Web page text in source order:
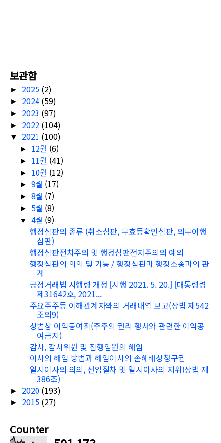
보관함
► 2025 (2)
► 2024 (59)
► 2023 (97)
► 2022 (104)
▼ 2021 (100)
► 12월 (6)
► 11월 (41)
► 10월 (12)
►9월 (17)
►8월 (7)
► 5월 (8)
▼4월 (9)
행정심판의 종류 (취소심판, 무효등확인심판, 의무이행
심판)
행정심판전치주의 및 행정심판전치주의의 예외
행정심판의 의의 및 기능 / 행정심판과 행정소송과의 관
계
공정거래법 시행령 개정 [시행 2021. 5. 20.] [대통령령
제31642호, 2021...
주요주주등 이해관계자와의 거래내역 보고(상법 제542
조의9)
상법상 이익공여죄(주주의 권리 행사와 관련한 이익공
여금지)
감사, 감사위원 및 집행임원의 해임
이사의 해임 방법과 해임이사의 손해배상청구권
일시이사의 의의, 선임절차 및 일시이사의 지위(상법 제
386조)
► 2020 (193)
► 2015 (27)
Counter